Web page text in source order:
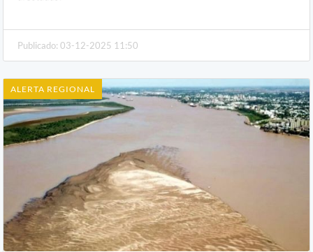
Publicado: 03-12-2025 11:50
ALERTA REGIONAL